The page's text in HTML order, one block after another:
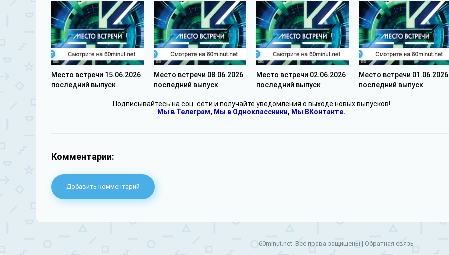
Место встречи 15.06.2026
последний выпуск
Место встречи 08.06.2026
последний выпуск
Место встречи 02.06.2026
последний выпуск
Место встречи 01.06.2026
последний выпуск
Подписывайтесь на соц. сети и получайте уведомления о выходе новых выпусков!
Мы в Телеграм, Мы в Одноклассники, Мы ВКонтакте.
Комментарии:
Добавить комментарий
60minut.net. Все права защищены | Обратная связь